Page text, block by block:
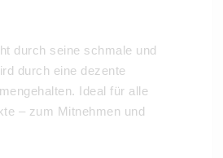
durch seine schmale und
durch eine dezente
Ideal für alle
– zum Mitnehmen und